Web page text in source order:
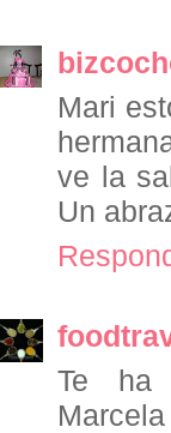
Mari
ve la
Un
Te ha
Marcela